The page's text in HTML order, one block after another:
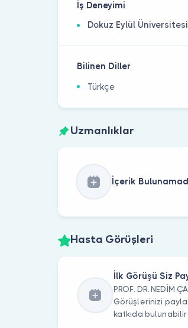
İş Deneyimi
Dokuz Eylül
Bilinen Diller
Türkçe
Uzmanlıklar
İçerik
Hasta Görüşleri
İlk Görüşü Siz
PROF. DR. NEDİM
Görüşlerinizi
katkıda